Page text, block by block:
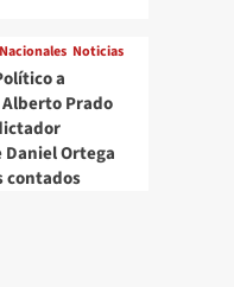
Nacionales Noticias
a
Prado
Ortega
contados